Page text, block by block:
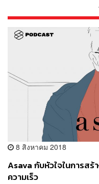
8 สิงหาคม 2018
Asava กับหัวใจในการสร้
ความเร็ว